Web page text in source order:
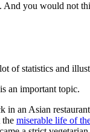
And you would not
of statistics and
an important topic.
an Asian
the miserable life of